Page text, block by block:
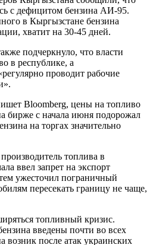
с дефицитом бензина АИ-95.
в Кыргызстане бензина
хватит на 30-45 дней.
подчеркнуло, что власти
в республике, а
проводит рабочие
Bloomberg, цены на топливо
бирже с начала июня подорожал
на торгах значительно
топлива в
ввел запрет на экспорт
ужесточил пограничный
пересекать границу не чаще,
топливный кризис.
введены почти во всех
возник после атак украинских